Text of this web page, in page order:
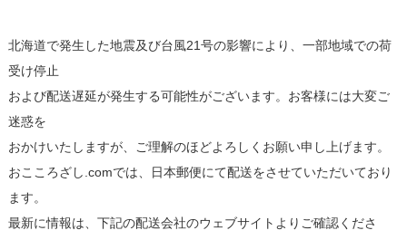
北海道で発生した地震及び台風21号の影響により、一部地域での荷
受け停止
および配送遅延が発生する可能性がございます。お客様には大変ご
迷惑を
おかけいたしますが、ご理解のほどよろしくお願い申し上げます。
おこころざし.comでは、日本郵便にて配送をさせていただいており
ます。
最新に情報は、下記の配送会社のウェブサイトよりご確認くださ